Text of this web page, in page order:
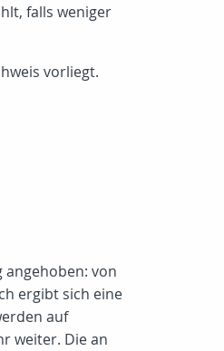
falls weniger
vorliegt.
angehoben: von
ergibt sich eine
auf
weiter. Die an